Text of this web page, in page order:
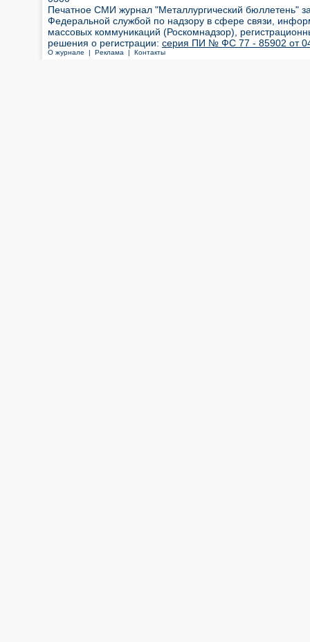
Печатное СМИ журнал "Металлургический бюллетень"
Федеральной службой по надзору в сфере связи,
массовых коммуникаций (Роскомнадзор),
решения о регистрации: серия ПИ № ФС 77 - 85902 от 04
О журнале | Реклама | Контакты